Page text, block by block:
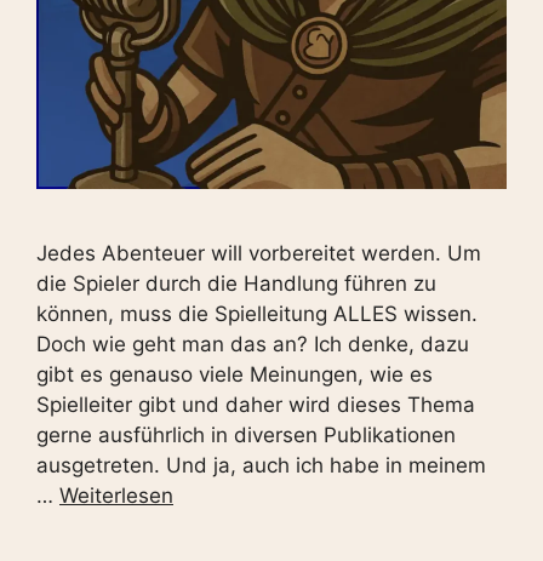
Jedes Abenteuer will vorbereitet werden. Um
die Spieler durch die Handlung führen zu
können, muss die Spielleitung ALLES wissen.
Doch wie geht man das an? Ich denke, dazu
gibt es genauso viele Meinungen, wie es
Spielleiter gibt und daher wird dieses Thema
gerne ausführlich in diversen Publikationen
ausgetreten. Und ja, auch ich habe in meinem
… Weiterlesen